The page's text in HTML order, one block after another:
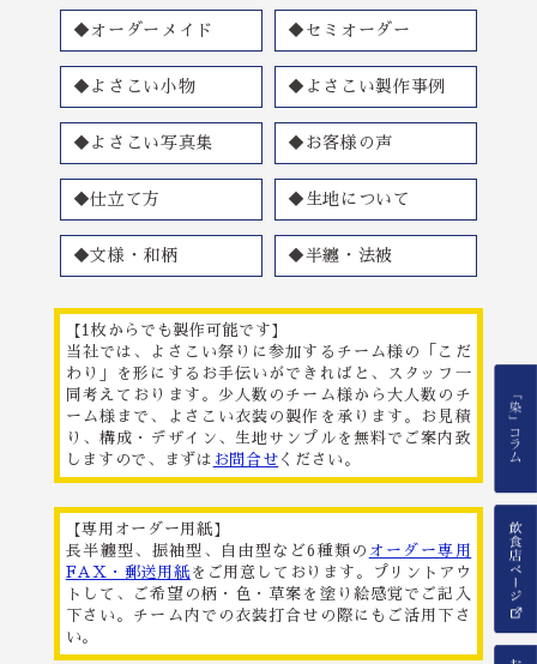
◆オーダーメイド ◆セミオーダー
◆よさこい小物 ◆よさこい製作事例
◆よさこい写真集 ◆お客様の声
◆仕立て方 ◆生地について
◆文様・和柄 ◆半纏・法被
【1枚からでも製作可能です】
当社では、よさこい祭りに参加するチーム様の「こだ
わり」を形にするお手伝いができればと、スタッフ一
同考えております。少人数のチーム様から大人数のチ
ーム様まで、よさこい衣装の製作を承ります。お見積
り、構成・デザイン、生地サンプルを無料でご案内致
しますので、まずは お問合せ ください。
【専用オーダー用紙】
長半纏型、振袖型、自由型など6種類の オーダー専用
FAX・郵送用紙 をご用意しております。プリントアウ
トして、ご希望の柄・色・草案を塗り絵感覚でご記入
下さい。チーム内での衣装打合せの際にもご活用下さ
い。